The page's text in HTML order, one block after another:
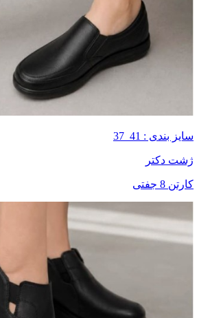
سایز بندی : 41_37
ژشت دکتر
کارتن 8 جفتی